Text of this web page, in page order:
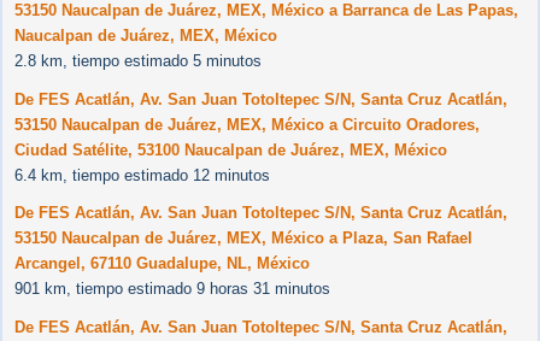
53150 Naucalpan de Juárez, MEX, México a Barranca de Las Papas,
Naucalpan de Juárez, MEX, México
2.8 km, tiempo estimado 5 minutos
De FES Acatlán, Av. San Juan Totoltepec S/N, Santa Cruz Acatlán,
53150 Naucalpan de Juárez, MEX, México a Circuito Oradores,
Ciudad Satélite, 53100 Naucalpan de Juárez, MEX, México
6.4 km, tiempo estimado 12 minutos
De FES Acatlán, Av. San Juan Totoltepec S/N, Santa Cruz Acatlán,
53150 Naucalpan de Juárez, MEX, México a Plaza, San Rafael
Arcangel, 67110 Guadalupe, NL, México
901 km, tiempo estimado 9 horas 31 minutos
De FES Acatlán, Av. San Juan Totoltepec S/N, Santa Cruz Acatlán,